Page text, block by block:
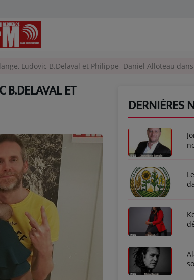
Ludovic B.Delaval et Philippe- Daniel Alloteau
B.DELAVAL ET
DERNIÈRES